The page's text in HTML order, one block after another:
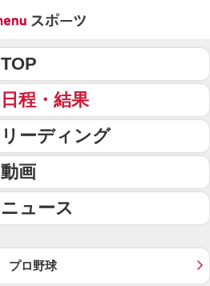
TOP
日程・結果
リーディング
動画
ニュース
プロ野球